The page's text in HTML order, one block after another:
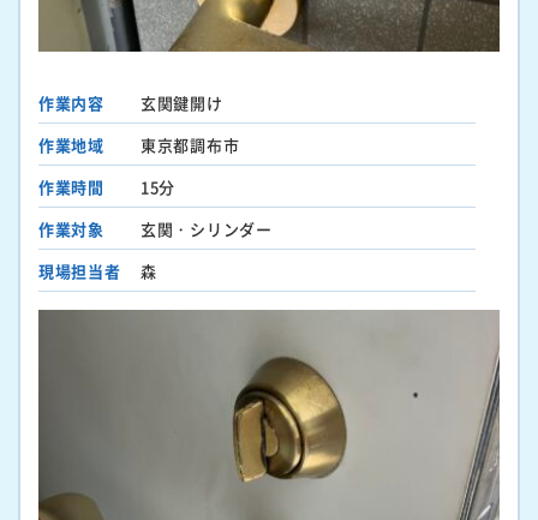
作業内容
玄関鍵開け
作業地域
東京都調布市
作業時間
15分
作業対象
玄関・シリンダー
現場担当者
森